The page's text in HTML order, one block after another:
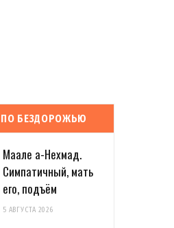
ПО БЕЗДОРОЖЬЮ
Маале а-Нехмад.
Симпатичный, мать
его, подъём
5 АВГУСТА 2026